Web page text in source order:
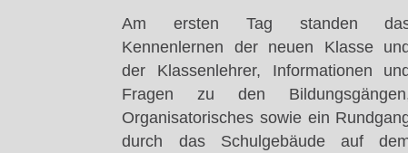
Am ersten Tag standen
Kennenlernen der neuen Klasse
der Klassenlehrer, Informationen
Fragen zu den
Organisatorisches sowie ein
durch das Schulgebäude auf